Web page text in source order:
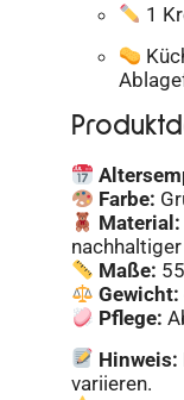
1
Farbe:
Material:
Maße:
Gewicht:
Pflege:
Hinweis:
variieren.